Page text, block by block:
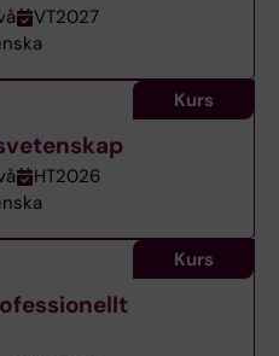
VT2027
HT2026
Kurs
Kurs